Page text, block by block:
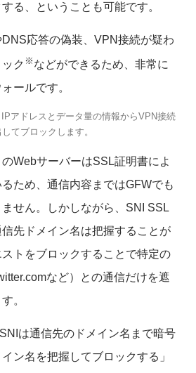
る、ということも可能です。
応答の偽装、VPN接続が疑わ
ク ※ などができるため、非常に
ールです。
アドレスとデータ量の情報からVPN接続
てブロックします。
WebサーバーはSSL証明書によ
ため、通信内容まではGFWでも
せん。しかしながら、SNI SSL
先ドメイン名は把握することが
トをブロックすることで特定の
など）との通信だけを遮
。
は通信先のドメイン名まで暗号
ン名を把握してブロックする」